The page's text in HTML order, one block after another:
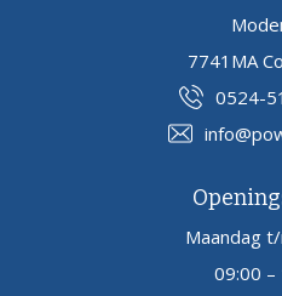
7741MA
0524-
Maandag
09:00 –